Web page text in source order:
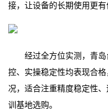
接，让设备的长期使用更有
经过全方位实测，青岛
控、实操稳定性均表现合
况，适合注重精度稳定性
训基地选购。